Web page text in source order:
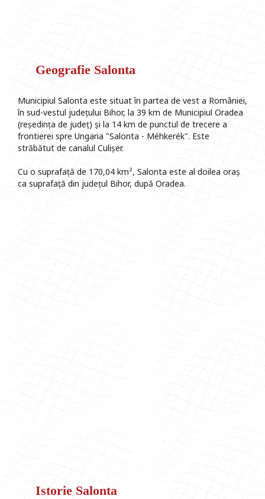
Geografie Salonta
Municipiul Salonta este situat în partea de vest a României,
în sud-vestul județului Bihor, la 39 km de Municipiul Oradea
(reședința de județ) și la 14 km de punctul de trecere a
frontierei spre Ungaria "Salonta - Méhkerék". Este
străbătut de canalul Culișer.
Cu o suprafață de 170,04 km², Salonta este al doilea oraș
ca suprafață din județul Bihor, după Oradea.
Istorie Salonta